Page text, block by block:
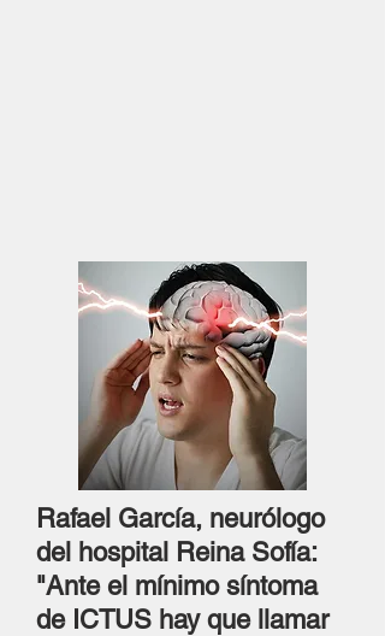
Rafael García, neurólogo
del hospital Reina Sofía:
"Ante el mínimo síntoma
de ICTUS hay que llamar